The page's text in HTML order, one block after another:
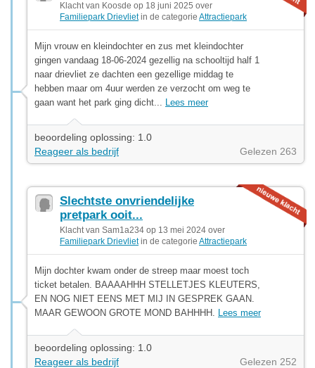
Klacht van Koosde op 18 juni 2025 over
Familiepark Drievlietin de categorie Attractiepark
Mijn vrouw en kleindochter en zus met kleindochter
gingen vandaag 18-06-2024 gezellig na schooltijd half 1
naar drievliet ze dachten een gezellige middag te
hebben maar om 4uur werden ze verzocht om weg te
gaan want het park ging dicht... Lees meer
beoordeling oplossing: 1.0
Reageer als bedrijf
Gelezen 263
Slechtste onvriendelijke
pretpark ooit...
Klacht van Sam1a234 op 13 mei 2024 over
Familiepark Drievlietin de categorie Attractiepark
Mijn dochter kwam onder de streep maar moest toch
ticket betalen. BAAAAHHH STELLETJES KLEUTERS,
EN NOG NIET EENS MET MIJ IN GESPREK GAAN.
MAAR GEWOON GROTE MOND BAHHHH. Lees meer
beoordeling oplossing: 1.0
Reageer als bedrijf
Gelezen 252